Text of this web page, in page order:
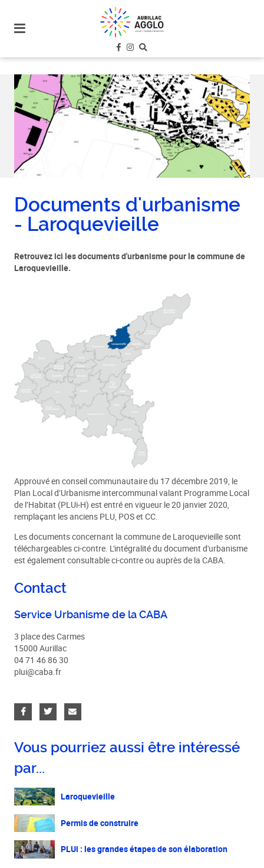
site
menu
aller au
contenu
Documents d'urbanisme
- Laroquevieille
Retrouvez ici les documents d'urbanisme pour la commune de
Laroquevieille.
Approuvé en conseil communautaire du 17 décembre 2019, le
Plan Local d’Urbanisme intercommunal valant Programme Local
de l’Habitat (PLUi-H) est entré en vigueur le 20 janvier 2020,
remplaçant les anciens PLU, POS et CC.
Les documents concernant la commune de Laroquevieille sont
téléchargeables ci-contre. L'intégralité du document d'urbanisme
est également consultable ci-contre ou auprès de la CABA.
Contact
Service Urbanisme de la CABA
3 place des Carmes
15000 Aurillac
04 71 46 86 30
plui@caba.fr
Vous pourriez aussi être intéressé
par...
Laroquevieille
Permis de construire
PLUi : les grandes étapes de son élaboration